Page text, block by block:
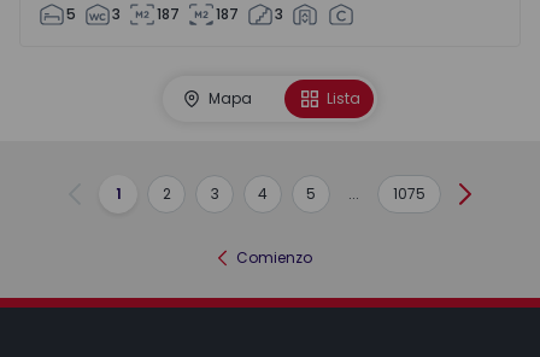
5 3 187 187 3
Mapa Lista
Anterior
1 2 3 4 5 ... 1075
Comienzo